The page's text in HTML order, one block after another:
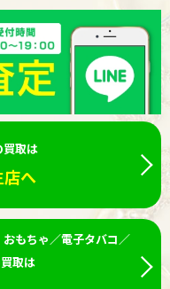
取は
へ
もちゃ／電子タバコ／
取は